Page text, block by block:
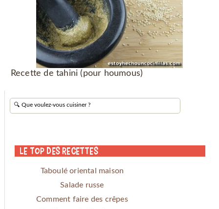
Recette de tahini (pour houmous)
Le Top des Recettes
Taboulé oriental maison
Salade russe
Comment faire des crêpes